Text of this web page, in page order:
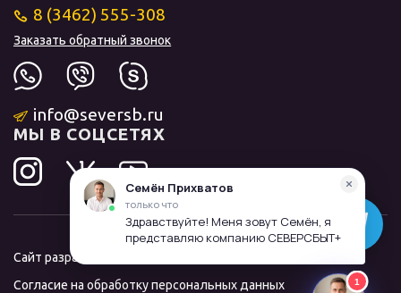
8 (3462) 555-308
Заказать обратный звонок
info@seversb.ru
МЫ В СОЦСЕТЯХ
Сайт разработал и продвинул
Согласие на обработку персональных данных